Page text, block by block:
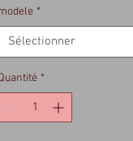
*
Sélectionner
*